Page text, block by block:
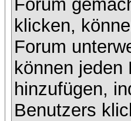
Forum
klicken,
Forum
können
hinzufügen,
Benutzers